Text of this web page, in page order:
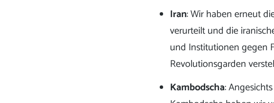
Iran: Wir haben erneut
verurteilt und die
und Institutionen gegen
Revolutionsgarden
Kambodscha: